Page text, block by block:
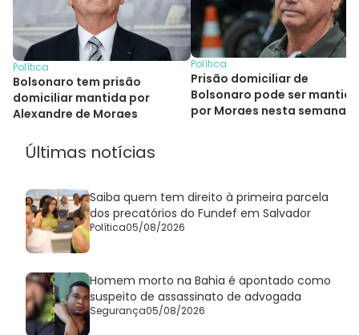
Política
Bolsonaro tem prisão
domiciliar mantida por
Alexandre de Moraes
Política
Prisão domiciliar de
Bolsonaro pode ser mantida
por Moraes nesta semana
Últimas notícias
Saiba quem tem direito à primeira parcela
dos precatórios do Fundef em Salvador
Política05/08/2026
Homem morto na Bahia é apontado como
suspeito de assassinato de advogada
Segurança05/08/2026